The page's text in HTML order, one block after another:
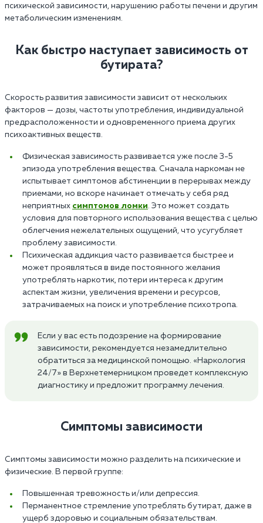
психической зависимости, нарушению работы печени и другим
метаболическим изменениям.
Как быстро наступает зависимость от
бутирата?
Скорость развития зависимости зависит от нескольких
факторов — дозы, частоты употребления, индивидуальной
предрасположенности и одновременного приема других
психоактивных веществ.
Физическая зависимость развивается уже после 3-5
эпизода употребления вещества. Сначала наркоман не
испытывает симптомов абстиненции в перерывах между
приемами, но вскоре начинает отмечать у себя ряд
неприятных симптомов ломки. Это может создать
условия для повторного использования вещества с целью
облегчения нежелательных ощущений, что усугубляет
проблему зависимости.
Психическая аддикция часто развивается быстрее и
может проявляться в виде постоянного желания
употреблять наркотик, потери интереса к другим
аспектам жизни, увеличения времени и ресурсов,
затрачиваемых на поиск и употребление психотропа.
Если у вас есть подозрение на формирование
зависимости, рекомендуется незамедлительно
обратиться за медицинской помощью. «Наркология
24/7» в Верхнетемерницком проведет комплексную
диагностику и предложит программу лечения.
Симптомы зависимости
Симптомы зависимости можно разделить на психические и
физические. В первой группе:
Повышенная тревожность и/или депрессия.
Перманентное стремление употреблять бутират, даже в
ущерб здоровью и социальным обязательствам.